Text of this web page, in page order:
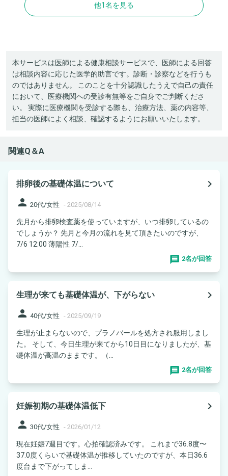
他1名を見る
本サービスは医師による健康相談サービスで、医師による回答
は相談内容に応じた医学的助言です。診断・診察などを行うも
のではありません。 このことを十分認識したうえで自己の責任
において、医療機関への受診有無等をご自身でご判断くださ
い。 実際に医療機関を受診する際も、治療方法、薬の内容等、
担当の医師によく相談、確認するようにお願いいたします。
関連Q＆A
排卵後の基礎体温について
navigate_next
person 20代/女性 - 2025/08/14
先月から排卵検査薬を使っていますが、いつ排卵しているの
でしょうか？ 先月と今月の流れを見て頂きたいのですが、
7/6 12:00 薄陽性 7/...
2名が回答
生理が来ても基礎体温が、下がらない
navigate_next
person 40代/女性 - 2025/09/19
生理が止まらないので、プラノバールを処方され服用しまし
た。 そして、今日生理が来てから10日目になりましたが、基
礎体温が高温のままです。（...
2名が回答
妊娠初期の基礎体温低下
navigate_next
person 30代/女性 - 2026/01/12
現在妊娠7週目です。心拍確認済みです。 これまで36.8度〜
37.0度くらいで基礎体温が推移していたのですが、本日36.6
度台まで下がってしま...